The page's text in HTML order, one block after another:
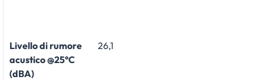
Livello di rumore
acustico @25°C
(dBA)
26,1